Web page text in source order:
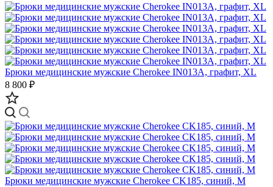
Брюки медицинские мужские Cherokee IN013A, графит, XL
8 800 ₽
Брюки медицинские мужские Cherokee CK185, синий, M